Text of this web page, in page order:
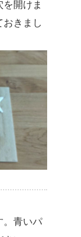
開けま
おきまし
。青いパ